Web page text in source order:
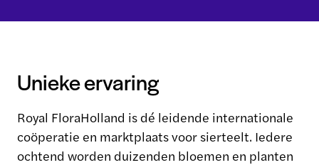
Unieke ervaring
Royal FloraHolland is dé leidende internationale
coöperatie en marktplaats voor sierteelt. Iedere
ochtend worden duizenden bloemen en planten